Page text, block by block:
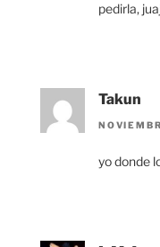
pedirla,
Takun
yo donde